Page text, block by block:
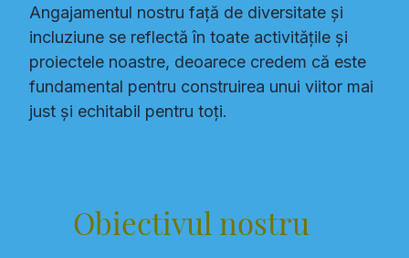
Angajamentul nostru față de diversitate și
incluziune se reflectă în toate activitățile și
proiectele noastre, deoarece credem că este
fundamental pentru construirea unui viitor mai
just și echitabil pentru toți.
Obiectivul nostru